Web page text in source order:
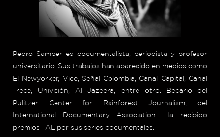
Pedro Samper es documentalista, periodista y profesor
universitario. Sus trabajos han aparecido en medios como
El Newyorker, Vice, Señal Colombia, Canal Capital, Canal
Trece, Univisión, Al Jazeera, entre otro. Becario del
Pulitzer Center for Rainforest Journalism, del
International Documentary Association. Ha recibido
premios TAL por sus series documentales.